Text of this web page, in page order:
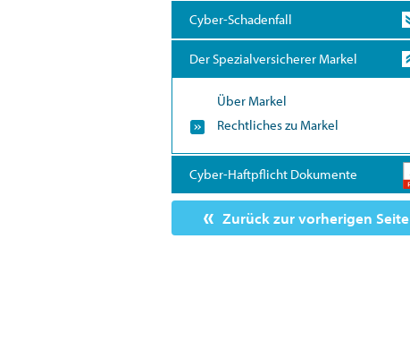
Cyber-Schadenfall
Der Spezialversicherer Markel
Über Markel
Rechtliches zu Markel
Cyber-Haftpflicht Dokumente
Zurück zur vorherigen Seite